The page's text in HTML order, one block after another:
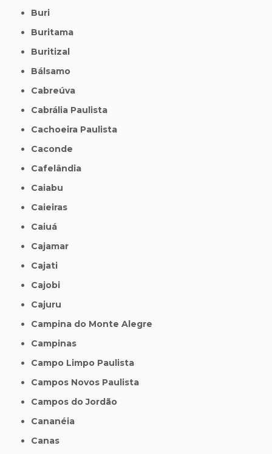
Buri
Buritama
Buritizal
Bálsamo
Cabreúva
Cabrália Paulista
Cachoeira Paulista
Caconde
Cafelândia
Caiabu
Caieiras
Caiuá
Cajamar
Cajati
Cajobi
Cajuru
Campina do Monte Alegre
Campinas
Campo Limpo Paulista
Campos Novos Paulista
Campos do Jordão
Cananéia
Canas